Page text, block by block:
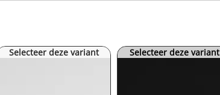
Selecteer deze variant Selecteer deze variant